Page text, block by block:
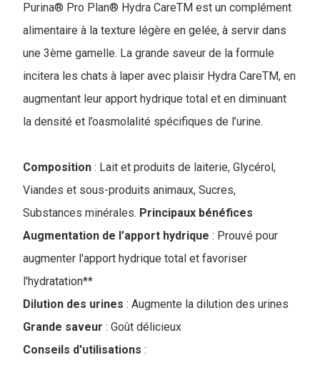
Purina® Pro Plan® Hydra CareTM est un complément
alimentaire à la texture légère en gelée, à servir dans
une 3ème gamelle. La grande saveur de la formule
incitera les chats à laper avec plaisir Hydra CareTM, en
augmentant leur apport hydrique total et en diminuant
la densité et l’oasmolalité spécifiques de l’urine.
Composition : Lait et produits de laiterie, Glycérol,
Viandes et sous-produits animaux, Sucres,
Substances minérales. Principaux bénéfices
Augmentation de l’apport hydrique : Prouvé pour
augmenter l'apport hydrique total et favoriser
l'hydratation**
Dilution des urines : Augmente la dilution des urines
Grande saveur : Goût délicieux
Conseils d'utilisations :